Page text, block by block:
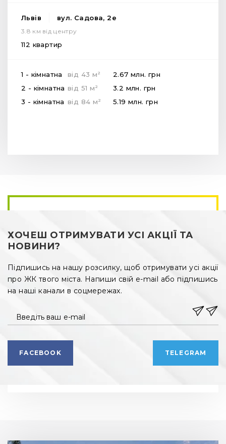
Львів вул. Садова, 2е
3.8 км від центру
112 квартир
1 - кімнатна від 43 м 2 2.67 млн. грн
2 - кімнатна від 51 м 2 3.2 млн. грн
3 - кімнатна від 84 м 2 5.19 млн. грн
ХОЧЕШ ОТРИМУВАТИ УСІ АКЦІЇ ТА
НОВИНИ?
Підпишись на нашу розсилку, щоб отримувати усі акції
про ЖК твого міста. Напиши свій e-mail або підпишись
на наші канали в соцмережах.
Введіть ваш e-mail
FACEBOOK TELEGRAM